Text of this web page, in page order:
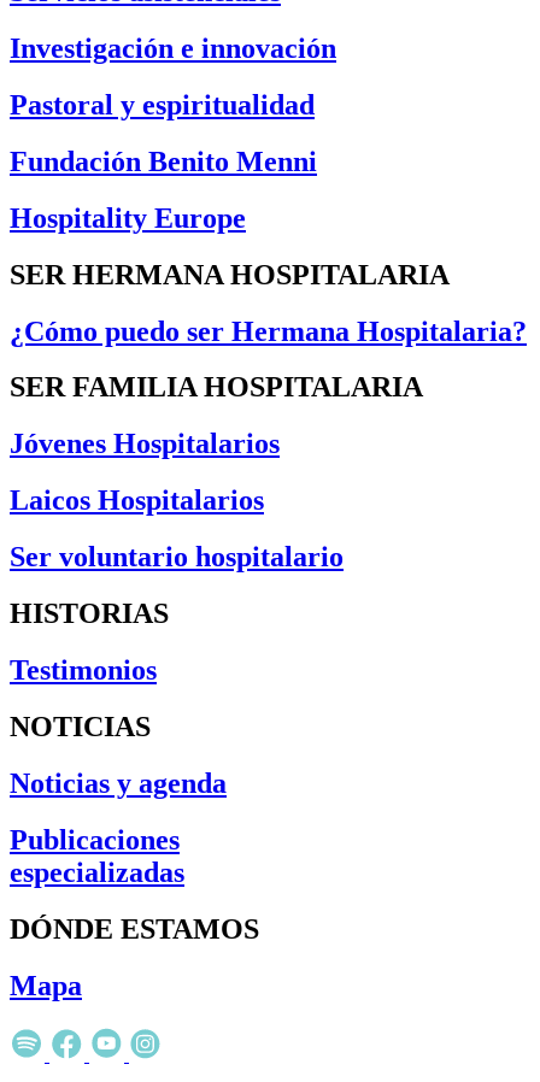
Investigación e innovación
Pastoral y espiritualidad
Fundación Benito Menni
Hospitality Europe
SER HERMANA HOSPITALARIA
¿Cómo puedo ser Hermana Hospitalaria?
SER FAMILIA HOSPITALARIA
Jóvenes Hospitalarios
Laicos Hospitalarios
Ser voluntario hospitalario
HISTORIAS
Testimonios
NOTICIAS
Noticias y agenda
Publicaciones
especializadas
DÓNDE ESTAMOS
Mapa